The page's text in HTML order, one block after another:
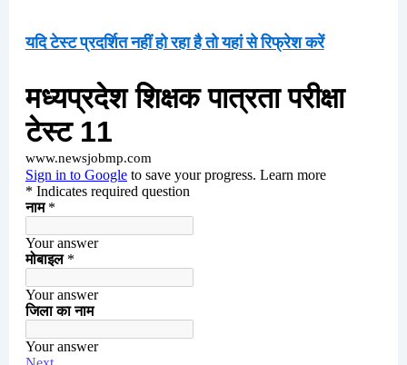
यदि टेस्ट प्रदर्शित नहीं हो रहा है तो यहां से रिफ्रेश करें